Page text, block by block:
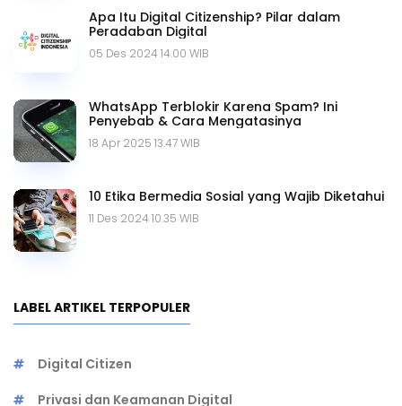
Apa Itu Digital Citizenship? Pilar dalam
Peradaban Digital
05 Des 2024 14.00 WIB
WhatsApp Terblokir Karena Spam? Ini
Penyebab & Cara Mengatasinya
18 Apr 2025 13.47 WIB
10 Etika Bermedia Sosial yang Wajib Diketahui
11 Des 2024 10.35 WIB
LABEL ARTIKEL TERPOPULER
Digital Citizen
Privasi dan Keamanan Digital